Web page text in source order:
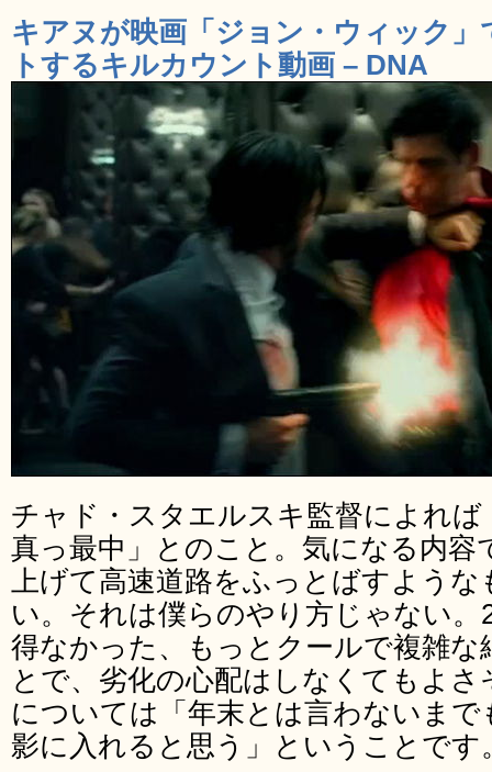
キアヌが映画「ジョン・ウィック
トするキルカウント動画 – DNA
チャド・スタエルスキ監督によれば
真っ最中」とのこと。気になる内容
上げて高速道路をふっとばすよう
い。それは僕らのやり方じゃない
得なかった、もっとクールで複雑
とで、劣化の心配はしなくてもよ
については「年末とは言わないま
影に入れると思う」ということです